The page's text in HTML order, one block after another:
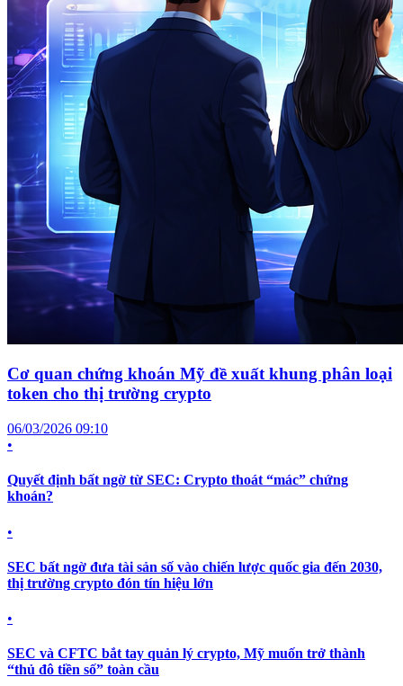
Cơ quan chứng khoán Mỹ đề xuất khung phân loại
token cho thị trường crypto
06/03/2026 09:10
•
Quyết định bất ngờ từ SEC: Crypto thoát “mác” chứng
khoán?
•
SEC bất ngờ đưa tài sản số vào chiến lược quốc gia đến 2030,
thị trường crypto đón tín hiệu lớn
•
SEC và CFTC bắt tay quản lý crypto, Mỹ muốn trở thành
“thủ đô tiền số” toàn cầu